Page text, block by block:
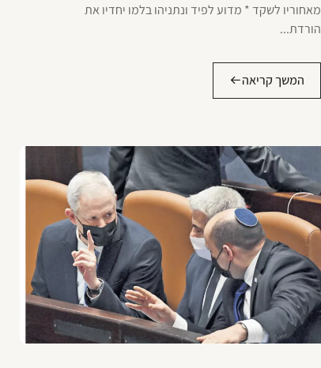
מאחוריו לשקד * מדוע לפיד ונתניהו בלמו יחדיו את
הורדת...
המשך קריאה